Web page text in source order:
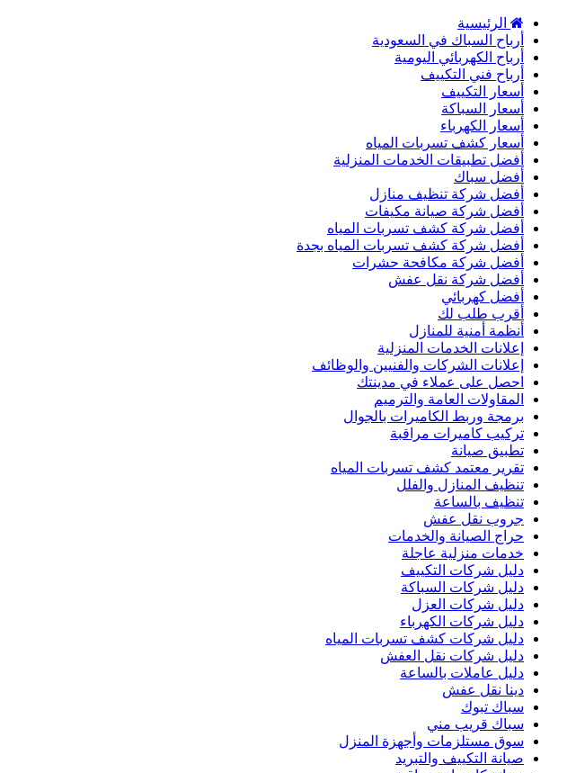
الرئيسية
أرباح السباك في السعودية
أرباح الكهربائي اليومية
أرباح فني التكييف
أسعار التكييف
أسعار السباكة
أسعار الكهرباء
أسعار كشف تسربات المياه
أفضل تطبيقات الخدمات المنزلية
أفضل سباك
أفضل شركة تنظيف منازل
أفضل شركة صيانة مكيفات
أفضل شركة كشف تسربات المياه
أفضل شركة كشف تسربات المياه بجدة
أفضل شركة مكافحة حشرات
أفضل شركة نقل عفش
أفضل كهربائي
أقرب طلب لك
أنظمة أمنية للمنازل
إعلانات الخدمات المنزلية
إعلانات الشركات والفنيين والوظائف
احصل على عملاء في مدينتك
المقاولات العامة والترميم
برمجة وربط الكاميرات بالجوال
تركيب كاميرات مراقبة
تطبيق صيانة
تقرير معتمد كشف تسربات المياه
تنظيف المنازل والفلل
تنظيف بالساعة
جروب نقل عفش
حراج الصيانة والخدمات
خدمات منزلية عاجلة
دليل شركات التكييف
دليل شركات السباكة
دليل شركات العزل
دليل شركات الكهرباء
دليل شركات كشف تسربات المياه
دليل شركات نقل العفش
دليل عاملات بالساعة
دينا نقل عفش
سباك تبوك
سباك قريب مني
سوق مستلزمات وأجهزة المنزل
صيانة التكييف والتبريد